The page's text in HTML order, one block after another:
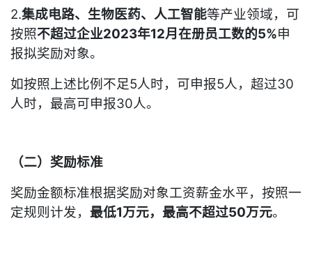
2.集成电路、生物医药、人工智能等产业领域，可
按照不超过企业2023年12月在册员工数的5%申
报拟奖励对象。
如按照上述比例不足5人时，可申报5人，超过30
人时，最高可申报30人。
（二）奖励标准
奖励金额标准根据奖励对象工资薪金水平，按照一
定规则计发， 最低1万元，最高不超过50万元。